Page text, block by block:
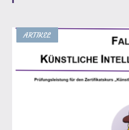
ARTIKEL